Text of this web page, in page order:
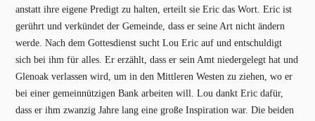
anstatt ihre eigene Predigt zu halten, erteilt sie Eric das Wort. Eric ist
gerührt und verkündet der Gemeinde, dass er seine Art nicht ändern
werde. Nach dem Gottesdienst sucht Lou Eric auf und entschuldigt
sich bei ihm für alles. Er erzählt, dass er sein Amt niedergelegt hat und
Glenoak verlassen wird, um in den Mittleren Westen zu ziehen, wo er
bei einer gemeinnützigen Bank arbeiten will. Lou dankt Eric dafür,
dass er ihm zwanzig Jahre lang eine große Inspiration war. Die beiden